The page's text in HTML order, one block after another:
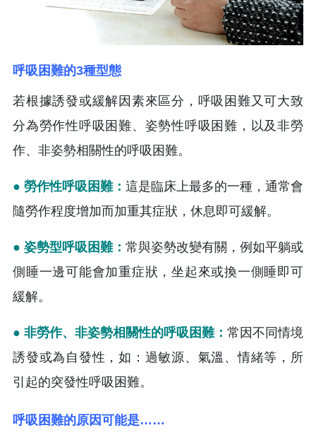
呼吸困難的3種型態
若根據誘發或緩解因素來區分，呼吸困難又可大致
分為勞作性呼吸困難、姿勢性呼吸困難，以及非勞
作、非姿勢相關性的呼吸困難。
● 勞作性呼吸困難： 這是臨床上最多的一種，通常會
隨勞作程度增加而加重其症狀，休息即可緩解。
● 姿勢型呼吸困難： 常與姿勢改變有關，例如平躺或
側睡一邊可能會加重症狀，坐起來或換一側睡即可
緩解。
● 非勞作、非姿勢相關性的呼吸困難： 常因不同情境
誘發或為自發性，如：過敏源、氣溫、情緒等，所
引起的突發性呼吸困難。
呼吸困難的原因可能是……